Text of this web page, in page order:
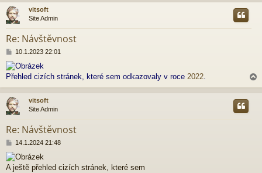
h
vitsoft
Site Admin
Re: Návštěvnost
P
ř
í
s
p
v
e
10.1.2023 22:01
Přehled cizích stránek, které sem odkazovaly v roce 2022.
a
vitsoft
Site Admin
Re: Návštěvnost
P
ř
í
s
14.1.2024 21:48
A ještě přehled cizích stránek, které sem